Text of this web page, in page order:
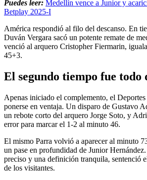
Puedes leer: Medellín vence a Junior y
Betplay 2025-I
América respondió al filo del descanso. En
Duván Vergara sacó un potente remate de
venció al arquero Cristopher Fiermarin,
45+3.
El segundo tiempo fue todo
Apenas iniciado el complemento, el
ponerse en ventaja. Un disparo de Gustavo
un rebote corto del arquero Jorge Soto, y
error para marcar el 1-2 al minuto 46.
El mismo Parra volvió a aparecer al minuto
un pase en profundidad de Junior
preciso y una definición tranquila, sentenció
de los visitantes.